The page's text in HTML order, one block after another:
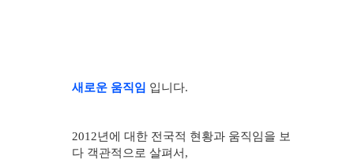
새로운 움직임 입니다.
2012년에 대한 전국적 현황과 움직임을 보
다 객관적으로 살펴서,